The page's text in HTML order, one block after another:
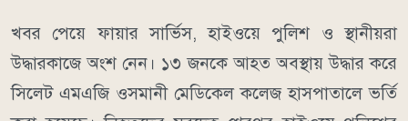
খবর পেয়ে ফায়ার সার্ভিস, হাইওয়ে পুলিশ ও স্থানীয়রা
উদ্ধারকাজে অংশ নেন। ১৩ জনকে আহত অবস্থায় উদ্ধার করে
সিলেট এমএজি ওসমানী মেডিকেল কলেজ হাসপাতালে ভর্তি